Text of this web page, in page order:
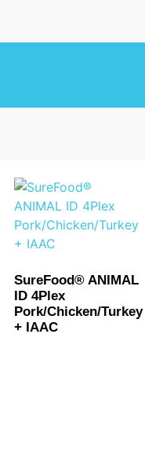
SureFood® ANIMAL
ID 4Plex
Pork/Chicken/Turkey
+ IAAC